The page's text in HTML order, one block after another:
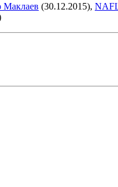
Маклаев (30.12.2015),